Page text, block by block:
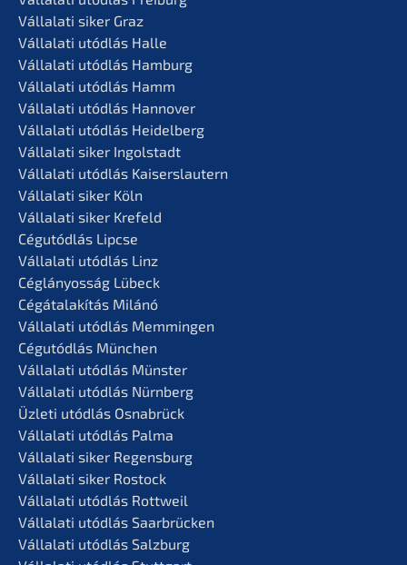
Vállala­ti siker Graz
Vállala­ti utódlás Halle
Vállala­ti utódlás Hamburg
Vállala­ti utódlás Hamm
Vállala­ti utódlás Hannover
Vállala­ti utódlás Heidelberg
Vállala­ti siker Ingolstadt
Vállala­ti utódlás Kaiserslautern
Vállala­ti siker Köln
Vállala­ti siker Krefeld
Cégutód­lás Lipcse
Vállala­ti utódlás Linz
Céglá­n­yos­ság Lübeck
Cégátalakí­tás Milánó
Vállala­ti utódlás Memmingen
Cégutód­lás München
Vállala­ti utódlás Münster
Vállala­ti utódlás Nürnberg
Üzleti utódlás Osnabrück
Vállala­ti utódlás Palma
Vállala­ti siker Regensburg
Vállala­ti siker Rostock
Vállala­ti utódlás Rottweil
Vállala­ti utódlás Saarbrücken
Vállala­ti utódlás Salzburg